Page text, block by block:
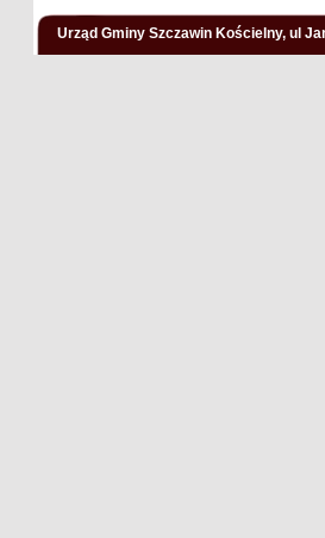
Urząd Gminy Szczawin Kościelny, ul